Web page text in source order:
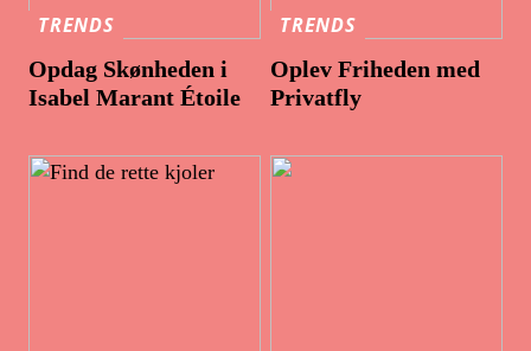
TRENDS
Opdag Skønheden i
Isabel Marant Étoile
TRENDS
Oplev Friheden med
Privatfly